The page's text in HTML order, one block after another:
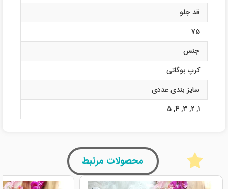
قد جلو
75
جنس
کرپ بوگاتی
سایز بندی عددی
1
,
2
,
3
,
4
,
5
محصولات مرتبط